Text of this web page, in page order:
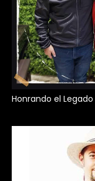
Honrando el